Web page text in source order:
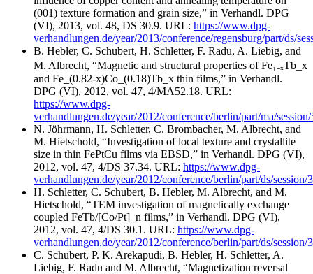
(001) texture formation and grain size,” in Verhandl. DPG
(VI), 2013, vol. 48, DS 30.9. URL: https://www.dpg-
verhandlungen.de/year/2013/conference/regensburg/part/ds/
B. Hebler, C. Schubert, H. Schletter, F. Radu, A. Liebig, and
M. Albrecht, “Magnetic and structural properties of Fe₁₋ₓTb_x
and Fe_(0.82-x)Co_(0.18)Tb_x thin films,” in Verhandl.
DPG (VI), 2012, vol. 47, 4/MA52.18. URL:
https://www.dpg-
verhandlungen.de/year/2012/conference/berlin/part/ma/
N. Jöhrmann, H. Schletter, C. Brombacher, M. Albrecht, and
M. Hietschold, “Investigation of local texture and crystallite
size in thin FePtCu films via EBSD,” in Verhandl. DPG (VI),
2012, vol. 47, 4/DS 37.34. URL: https://www.dpg-
verhandlungen.de/year/2012/conference/berlin/part/ds/
H. Schletter, C. Schubert, B. Hebler, M. Albrecht, and M.
Hietschold, “TEM investigation of magnetically exchange
coupled FeTb/[Co/Pt]_n films,” in Verhandl. DPG (VI),
2012, vol. 47, 4/DS 30.1. URL: https://www.dpg-
verhandlungen.de/year/2012/conference/berlin/part/ds/
C. Schubert, P. K. Arekapudi, B. Hebler, H. Schletter, A.
Liebig, F. Radu and M. Albrecht, “Magnetization reversal